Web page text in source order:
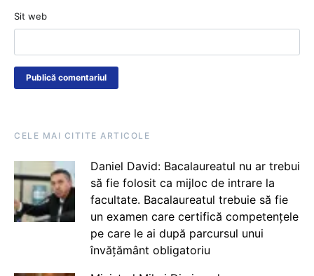
Sit web
CELE MAI CITITE ARTICOLE
Daniel David: Bacalaureatul nu ar trebui
să fie folosit ca mijloc de intrare la
facultate. Bacalaureatul trebuie să fie
un examen care certifică competențele
pe care le ai după parcursul unui
învățământ obligatoriu